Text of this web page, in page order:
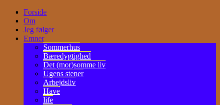
Forside
Om
Jeg følger
Emner
Sommerhus
Bæredygtighed
Det (mor)somme liv
Ugens stener
Arbejdsliv
Have
life